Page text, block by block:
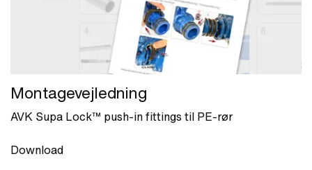
Montagevejledning
AVK Supa Lock™ push-in fittings til PE-rør
Download